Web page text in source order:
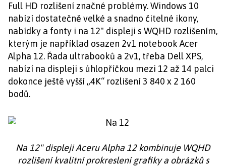
Full HD rozlišení značné problémy. Windows 10
nabízí dostatečně velké a snadno čitelné ikony,
nabídky a fonty i na 12" displeji s WQHD rozlišením,
kterým je například osazen 2v1 notebook Acer
Alpha 12. Řada ultrabooků a 2v1, třeba Dell XPS,
nabízí na displeji s úhlopříčkou mezi 12 až 14 palci
dokonce ještě vyšší „4K“ rozlišení 3 840 x 2 160
bodů.
Na 12" displeji Aceru Alpha 12 kombinuje WQHD
rozlišení kvalitní prokreslení grafiky a obrázků s